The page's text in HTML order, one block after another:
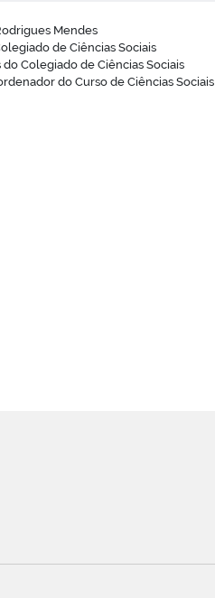
Mendes
de Ciências Sociais
Colegiado de Ciências Sociais
do Curso de Ciências Sociais